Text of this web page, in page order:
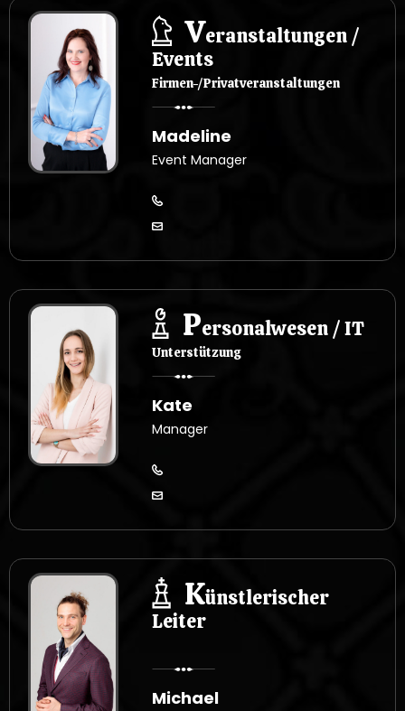
Veranstaltungen /
Events
Firmen-/Privatveranstaltungen
Madeline
Event Manager
Personalwesen / IT
Unterstützung
Kate
Manager
Künstlerischer
Leiter
Michael